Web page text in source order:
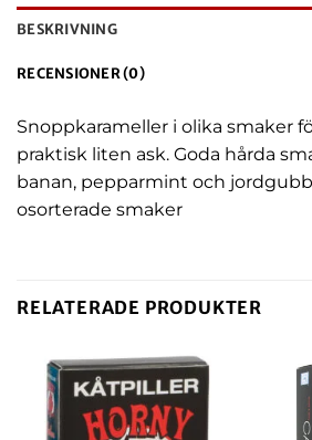
BESKRIVNING
RECENSIONER (0)
Snoppkarameller i olika smaker
praktisk liten ask. Goda hårda
banan, pepparmint och
osorterade smaker
RELATERADE PRODUKTER